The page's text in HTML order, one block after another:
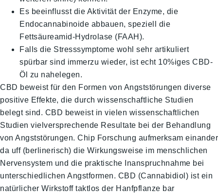
Es beeinflusst die Aktivität der Enzyme, die
Endocannabinoide abbauen, speziell die
Fettsäureamid-Hydrolase (FAAH).
Falls die Stresssymptome wohl sehr artikuliert
spürbar sind immerzu wieder, ist echt 10%iges CBD-
Öl zu nahelegen.
CBD beweist für den Formen von Angststörungen diverse
positive Effekte, die durch wissenschaftliche Studien
belegt sind. CBD beweist in vielen wissenschaftlichen
Studien vielversprechende Resultate bei der Behandlung
von Angststörungen. Chip Forschung aufmerksam einander
da uff (berlinerisch) die Wirkungsweise im menschlichen
Nervensystem und die praktische Inanspruchnahme bei
unterschiedlichen Angstformen. CBD (Cannabidiol) ist ein
natürlicher Wirkstoff taktlos der Hanfpflanze bar